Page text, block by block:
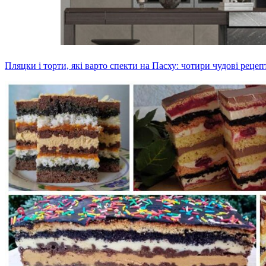
Пляцки і торти, які варто спекти на Пасху: чотири чудові